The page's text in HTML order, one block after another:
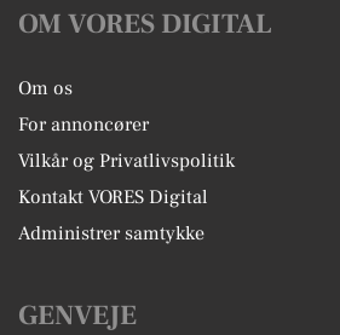
OM VORES DIGITAL
Om os
For annoncører
Vilkår og Privatlivspolitik
Kontakt VORES Digital
Administrer samtykke
GENVEJE